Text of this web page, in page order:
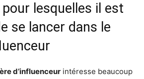
lesquelles il est
se lancer dans le
d’influenceur intéresse beaucoup